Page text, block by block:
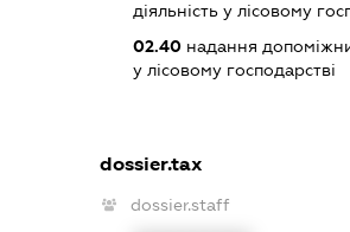
діяльність у лісовому
02.40 надання
у лісовому господарстві
dossier.tax
dossier.staff